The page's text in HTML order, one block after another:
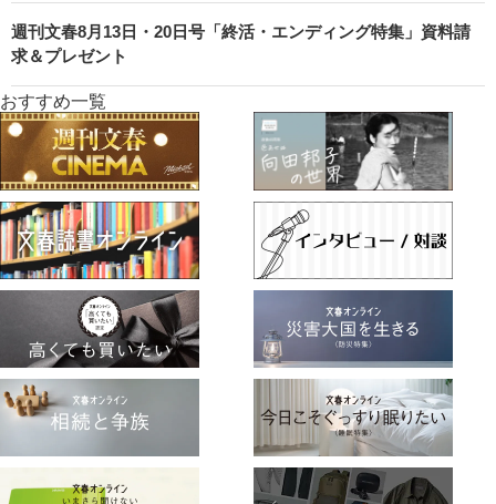
週刊文春8月13日・20日号「終活・エンディング特集」資料請
求＆プレゼント
おすすめ一覧